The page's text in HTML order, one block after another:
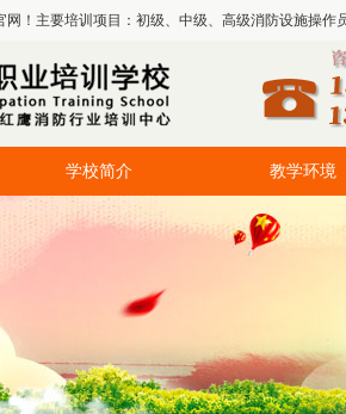
！主要培训项目：初级、中级、高级消防设施操作
学校简介 教学环境